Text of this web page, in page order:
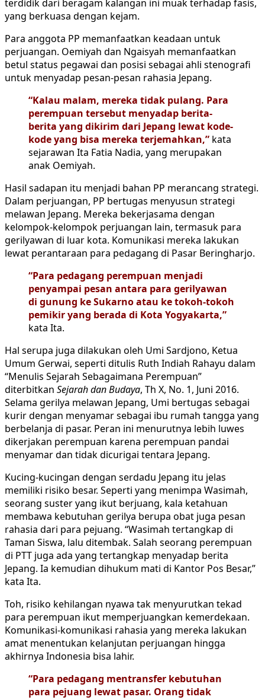
terdidik dari beragam kalangan ini muak terhadap fasis,
yang berkuasa dengan kejam.
Para anggota PP memanfaatkan keadaan untuk
perjuangan. Oemiyah dan Ngaisyah memanfaatkan
betul status pegawai dan posisi sebagai ahli stenografi
untuk menyadap pesan-pesan rahasia Jepang.
“Kalau malam, mereka tidak pulang. Para
perempuan tersebut menyadap berita-
berita yang dikirim dari Jepang lewat kode-
kode yang bisa mereka terjemahkan,” kata
sejarawan Ita Fatia Nadia, yang merupakan
anak Oemiyah.
Hasil sadapan itu menjadi bahan PP merancang strategi.
Dalam perjuangan, PP bertugas menyusun strategi
melawan Jepang. Mereka bekerjasama dengan
kelompok-kelompok perjuangan lain, termasuk para
gerilyawan di luar kota. Komunikasi mereka lakukan
lewat perantaraan para pedagang di Pasar Beringharjo.
“Para pedagang perempuan menjadi
penyampai pesan antara para gerilyawan
di gunung ke Sukarno atau ke tokoh-tokoh
pemikir yang berada di Kota Yogyakarta,”
kata Ita.
Hal serupa juga dilakukan oleh Umi Sardjono, Ketua
Umum Gerwai, seperti ditulis Ruth Indiah Rahayu dalam
“Menulis Sejarah Sebagaimana Perempuan”
diterbitkan Sejarah dan Budaya, Th X, No. 1, Juni 2016.
Selama gerilya melawan Jepang, Umi bertugas sebagai
kurir dengan menyamar sebagai ibu rumah tangga yang
berbelanja di pasar. Peran ini menurutnya lebih luwes
dikerjakan perempuan karena perempuan pandai
menyamar dan tidak dicurigai tentara Jepang.
Kucing-kucingan dengan serdadu Jepang itu jelas
memiliki risiko besar. Seperti yang menimpa Wasimah,
seorang suster yang ikut berjuang, kala ketahuan
membawa kebutuhan gerilya berupa obat juga pesan
rahasia dari para pejuang. “Wasimah tertangkap di
Taman Siswa, lalu ditembak. Salah seorang perempuan
di PTT juga ada yang tertangkap menyadap berita
Jepang. Ia kemudian dihukum mati di Kantor Pos Besar,”
kata Ita.
Toh, risiko kehilangan nyawa tak menyurutkan tekad
para perempuan ikut memperjuangkan kemerdekaan.
Komunikasi-komunikasi rahasia yang mereka lakukan
amat menentukan kelanjutan perjuangan hingga
akhirnya Indonesia bisa lahir.
“Para pedagang mentransfer kebutuhan
para pejuang lewat pasar. Orang tidak